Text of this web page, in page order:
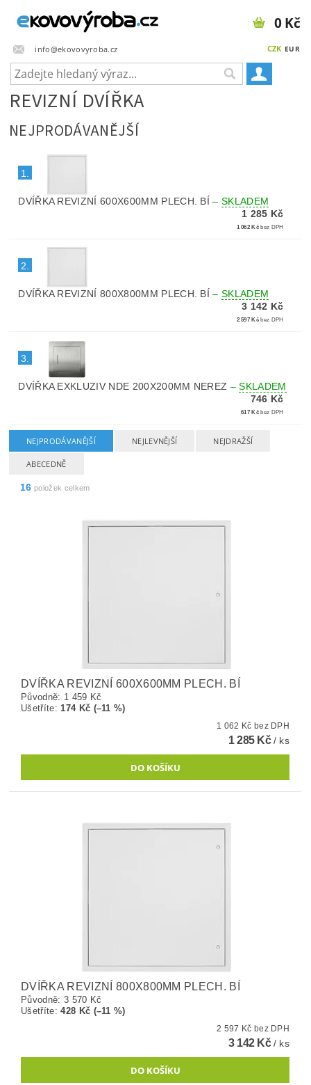
info@ekovovyroba.cz CZK EUR
0 Kč
REVIZNÍ DVÍŘKA
NEJPRODÁVANĚJŠÍ
1.
DVÍŘKA REVIZNÍ 600X600MM PLECH. BÍ–SKLADEM
1 285 Kč
1 062 Kč bez DPH
2.
DVÍŘKA REVIZNÍ 800X800MM PLECH. BÍ–SKLADEM
3 142 Kč
2 597 Kč bez DPH
3.
DVÍŘKA EXKLUZIV NDE 200X200MM NEREZ –SKLADEM
746 Kč
617 Kč bez DPH
NEJPRODÁVANĚJŠÍ NEJLEVNĚJŠÍ NEJDRAŽŠÍ
ABECEDNĚ
16 položek celkem
DVÍŘKA REVIZNÍ 600X600MM PLECH. BÍ
Původně: 1 459 Kč
Ušetříte:174 Kč (–11 %)
1 062 Kč bez DPH
1 285 Kč/ ks
DVÍŘKA REVIZNÍ 800X800MM PLECH. BÍ
Původně: 3 570 Kč
Ušetříte:428 Kč (–11 %)
2 597 Kč bez DPH
3 142 Kč/ ks